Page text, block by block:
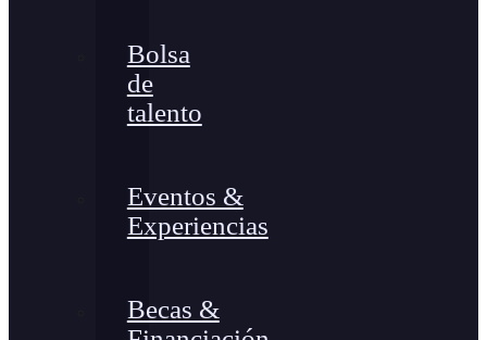
Bolsa
de
talento
Eventos &
Experiencias
Becas &